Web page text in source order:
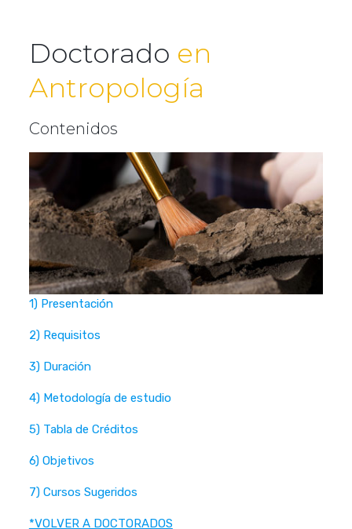
Doctorado en
Antropología
Contenidos
1) Presentación
2) Requisitos
3) Duración
4) Metodología de estudio
5) Tabla de Créditos
6) Objetivos
7) Cursos Sugeridos
*VOLVER A DOCTORADOS